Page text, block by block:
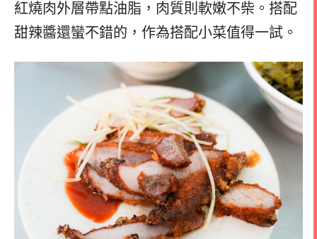
紅燒肉外層帶點油脂，肉質則軟嫩不柴。搭配
甜辣醬還蠻不錯的，作為搭配小菜值得一試。